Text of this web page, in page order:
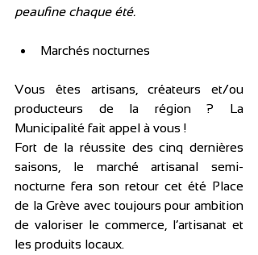
peaufine chaque été.
Marchés nocturnes
Vous êtes artisans, créateurs et/ou
producteurs de la région ? La
Municipalité fait appel à vous !
Fort de la réussite des cinq dernières
saisons, le marché artisanal semi-
nocturne fera son retour cet été Place
de la Grève avec toujours pour ambition
de valoriser le commerce, l’artisanat et
les produits locaux.